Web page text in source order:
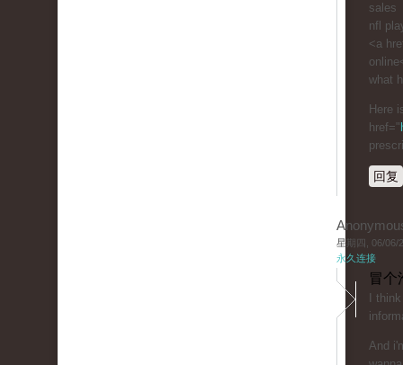
sales
nfl
<a
what
Here
href="
回复
星期四, 06/06/
永久连接
冒个
I
And